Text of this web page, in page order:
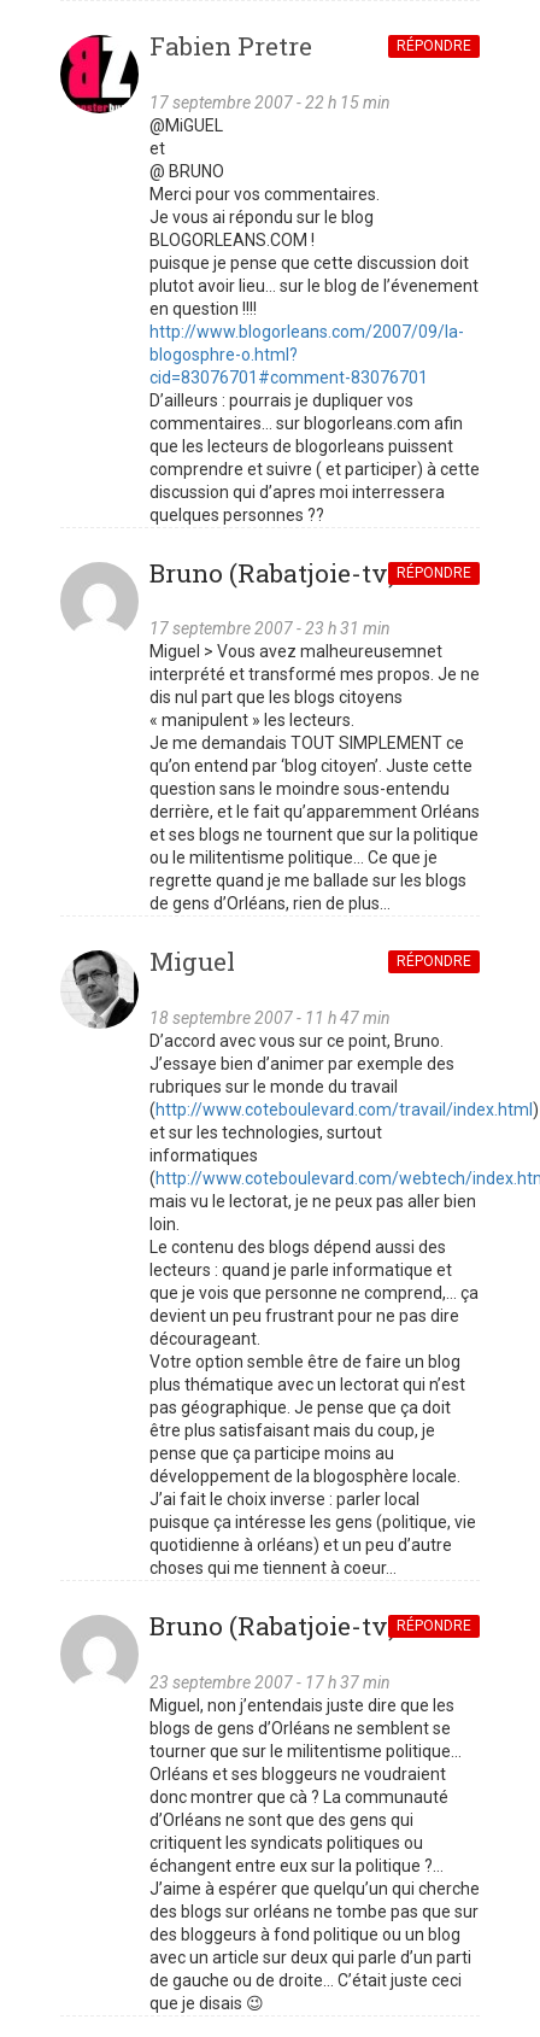
Fabien Pretre
17 septembre 2007 - 22 h 15 min
RÉPONDRE
@MiGUEL
et
@ BRUNO
Merci pour vos commentaires.
Je vous ai répondu sur le blog
BLOGORLEANS.COM !
puisque je pense que cette discussion doit
plutot avoir lieu… sur le blog de l’évenement
en question !!!!
http://www.blogorleans.com/2007/09/la-
blogosphre-o.html?
cid=83076701#comment-83076701
D’ailleurs : pourrais je dupliquer vos
commentaires… sur blogorleans.com afin
que les lecteurs de blogorleans puissent
comprendre et suivre ( et participer) à cette
discussion qui d’apres moi interressera
quelques personnes ??
Bruno (Rabatjoie-tv)
17 septembre 2007 - 23 h 31 min
RÉPONDRE
Miguel > Vous avez malheureusemnet
interprété et transformé mes propos. Je ne
dis nul part que les blogs citoyens
« manipulent » les lecteurs.
Je me demandais TOUT SIMPLEMENT ce
qu’on entend par ‘blog citoyen’. Juste cette
question sans le moindre sous-entendu
derrière, et le fait qu’apparemment Orléans
et ses blogs ne tournent que sur la politique
ou le militentisme politique… Ce que je
regrette quand je me ballade sur les blogs
de gens d’Orléans, rien de plus…
Miguel
18 septembre 2007 - 11 h 47 min
RÉPONDRE
D’accord avec vous sur ce point, Bruno.
J’essaye bien d’animer par exemple des
rubriques sur le monde du travail
(http://www.coteboulevard.com/travail/index.html )
et sur les technologies, surtout
informatiques
(http://www.coteboulevard.com/webtech/
mais vu le lectorat, je ne peux pas aller bien
loin.
Le contenu des blogs dépend aussi des
lecteurs : quand je parle informatique et
que je vois que personne ne comprend,… ça
devient un peu frustrant pour ne pas dire
décourageant.
Votre option semble être de faire un blog
plus thématique avec un lectorat qui n’est
pas géographique. Je pense que ça doit
être plus satisfaisant mais du coup, je
pense que ça participe moins au
développement de la blogosphère locale.
J’ai fait le choix inverse : parler local
puisque ça intéresse les gens (politique, vie
quotidienne à orléans) et un peu d’autre
choses qui me tiennent à coeur…
Bruno (Rabatjoie-tv)
23 septembre 2007 - 17 h 37 min
RÉPONDRE
Miguel, non j’entendais juste dire que les
blogs de gens d’Orléans ne semblent se
tourner que sur le militentisme politique…
Orléans et ses bloggeurs ne voudraient
donc montrer que cà ? La communauté
d’Orléans ne sont que des gens qui
critiquent les syndicats politiques ou
échangent entre eux sur la politique ?…
J’aime à espérer que quelqu’un qui cherche
des blogs sur orléans ne tombe pas que sur
des bloggeurs à fond politique ou un blog
avec un article sur deux qui parle d’un parti
de gauche ou de droite… C’était juste ceci
que je disais 😉